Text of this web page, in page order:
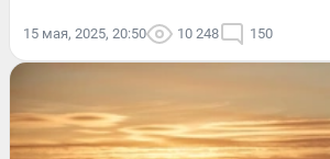
15 мая, 2025, 20:50 10 248 150